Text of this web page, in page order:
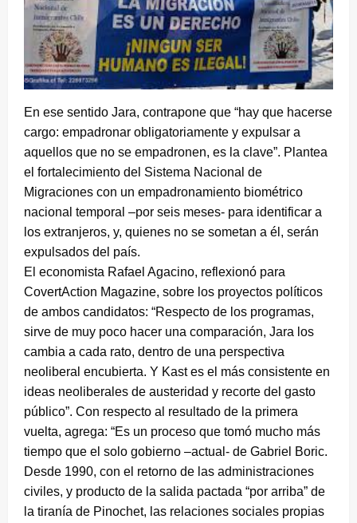
En ese sentido Jara, contrapone que “hay que hacerse
cargo: empadronar obligatoriamente y expulsar a
aquellos que no se empadronen, es la clave”. Plantea
el fortalecimiento del Sistema Nacional de
Migraciones con un empadronamiento biométrico
nacional temporal –por seis meses- para identificar a
los extranjeros, y, quienes no se sometan a él, serán
expulsados del país.
El economista Rafael Agacino, reflexionó para
CovertAction Magazine, sobre los proyectos políticos
de ambos candidatos: “Respecto de los programas,
sirve de muy poco hacer una comparación, Jara los
cambia a cada rato, dentro de una perspectiva
neoliberal encubierta. Y Kast es el más consistente en
ideas neoliberales de austeridad y recorte del gasto
público”. Con respecto al resultado de la primera
vuelta, agrega: “Es un proceso que tomó mucho más
tiempo que el solo gobierno –actual- de Gabriel Boric.
Desde 1990, con el retorno de las administraciones
civiles, y producto de la salida pactada “por arriba” de
la tiranía de Pinochet, las relaciones sociales propias